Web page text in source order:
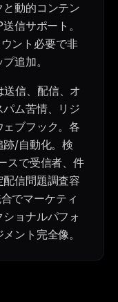
動的コンテン
信サポート。
ント必要で非
追加。
信、配信、オ
ム苦情、リジ
ブフック。各
跡/自動化。検
スで受信者、件
信問題調査容
でマーケティ
ョナルパフォ
ント完全像。